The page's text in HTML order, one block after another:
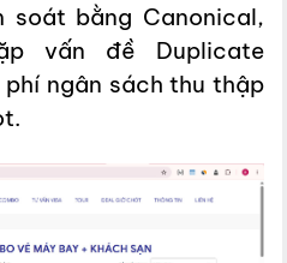
soát bằng Canonical,
vấn đề Duplicate
ngân sách thu thập